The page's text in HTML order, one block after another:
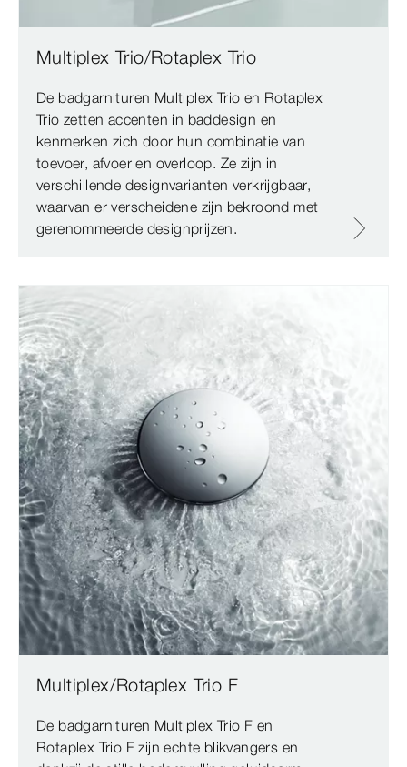
Multiplex Trio/Rotaplex Trio
De badgarnituren Multiplex Trio en Rotaplex
Trio zetten accenten in baddesign en
kenmerken zich door hun combinatie van
toevoer, afvoer en overloop. Ze zijn in
verschillende designvarianten verkrijgbaar,
waarvan er verscheidene zijn bekroond met
gerenommeerde designprijzen.
Multiplex/Rotaplex Trio F
De badgarnituren Multiplex Trio F en
Rotaplex Trio F zijn echte blikvangers en